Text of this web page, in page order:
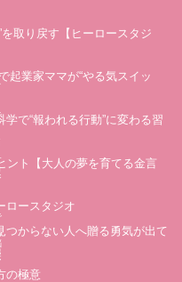
取り戻す【ヒーロースタジ
起業家ママが“やる気スイッ
で“報われる行動”に変わる習
ント【大人の夢を育てる金言
ロースタジオ
からない人へ贈る勇気が出て
の極意